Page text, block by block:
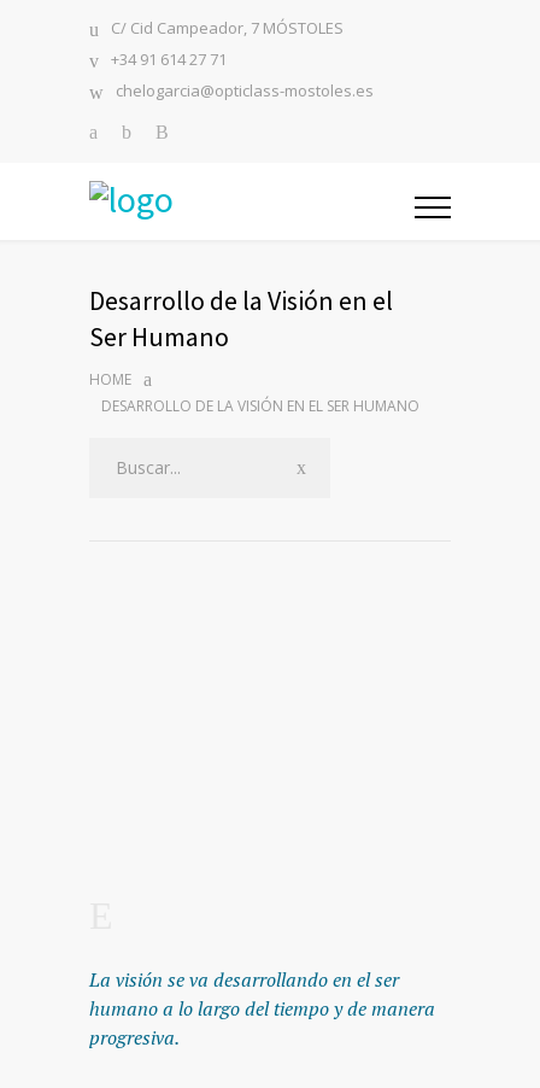
C/ Cid Campeador, 7 MÓSTOLES
+34 91 614 27 71
chelogarcia@opticlass-mostoles.es
Desarrollo de la Visión en el
Ser Humano
HOME
DESARROLLO DE LA VISIÓN EN EL SER HUMANO
La visión se va desarrollando en el ser
humano a lo largo del tiempo y de manera
progresiva.